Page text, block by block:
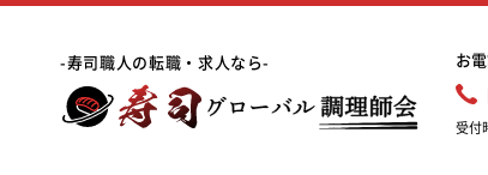
-寿司職人の転職・求人なら- お
受付